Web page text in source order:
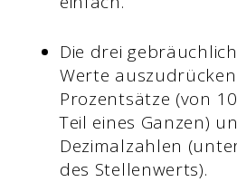
Die drei
Werte
Prozentsätze (von
Teil eines Ganzen)
Dezimalzahlen
des Stellenwerts).